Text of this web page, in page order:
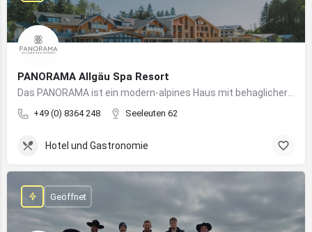
PANORAMA Allgäu Spa Resort
+49 (0) 8364 248 Seeleuten 62
Hotel und Gastronomie
Geöffnet